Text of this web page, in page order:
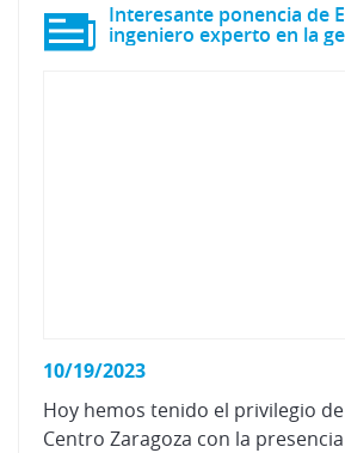
Interesante ponencia de
10/19/2023
Hoy hemos tenido el privilegio
Centro Zaragoza con la